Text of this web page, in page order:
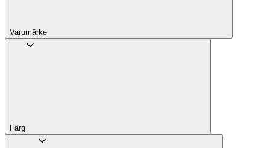
Varumärke
Färg